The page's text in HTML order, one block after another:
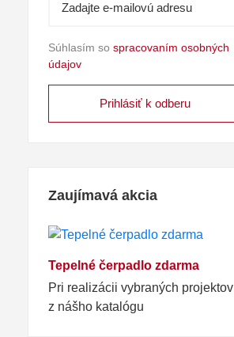
Súhlasím so spracovaním osobných
údajov
Zaujímavá akcia
Tepelné čerpadlo zdarma
Pri realizácii vybraných projektov
z nášho katalógu